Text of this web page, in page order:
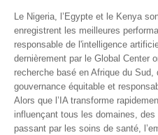
Le Nigeria, l’Egypte et le Kenya
enregistrent les meilleures
responsable de l'intelligence
dernièrement par le Global Center
recherche basé en Afrique du
gouvernance équitable et
Alors que l’IA transforme
influençant tous les domaines,
passant par les soins de santé,